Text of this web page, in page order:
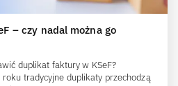
– czy nadal można go
duplikat faktury w KSeF?
tradycyjne duplikaty przechodzą